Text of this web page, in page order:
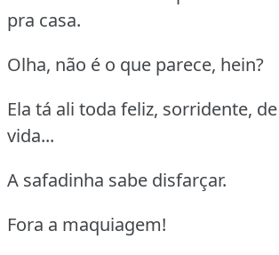
pra casa.
Olha, não é o que parece, hein?
Ela tá ali toda feliz, sorridente,
vida...
A safadinha sabe disfarçar.
Fora a maquiagem!